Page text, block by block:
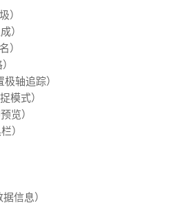
）
）
）
轴追踪）
模式）
览）
）
信息）